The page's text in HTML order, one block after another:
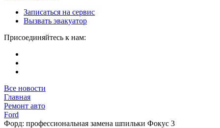
Записаться на сервис
Вызвать эвакуатор
Присоединяйтесь к нам:
Все новости
Главная
Ремонт авто
Ford
Форд: профессиональная замена шпильки Фокус 3